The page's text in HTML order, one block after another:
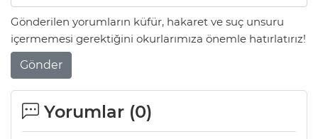
Gönderilen yorumların küfür, hakaret ve suç unsuru
içermemesi gerektiğini okurlarımıza önemle hatırlatırız!
Gönder
Yorumlar (0)